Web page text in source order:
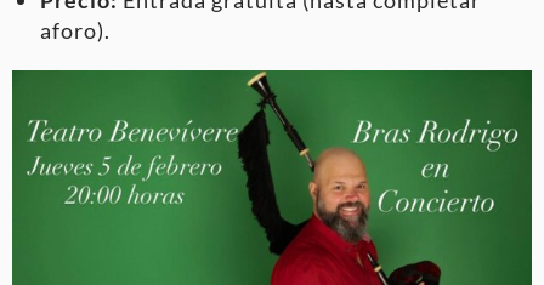
aforo).